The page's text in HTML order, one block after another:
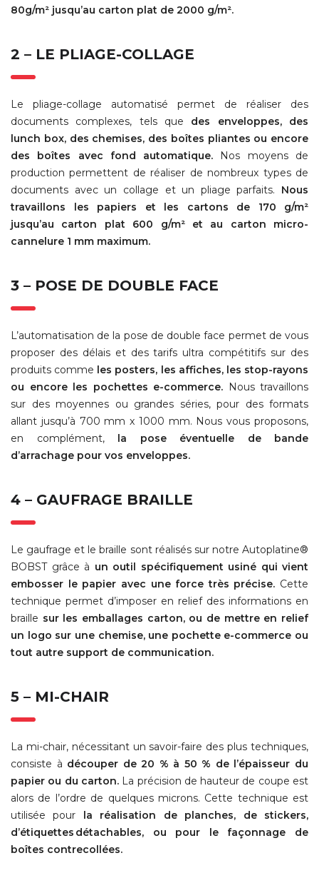
80g/m² jusqu’au carton plat de 2000 g/m².
2 – LE PLIAGE-COLLAGE
Le pliage-collage automatisé permet de réaliser des
documents complexes, tels que des enveloppes, des
lunch box, des chemises, des boîtes pliantes ou encore
des boîtes avec fond automatique. Nos moyens de
production permettent de réaliser de nombreux types de
documents avec un collage et un pliage parfaits. Nous
travaillons les papiers et les cartons de 170 g/m²
jusqu’au carton plat 600 g/m² et au carton micro-
cannelure 1 mm maximum.
3 – POSE DE DOUBLE FACE
L’automatisation de la pose de double face permet de vous
proposer des délais et des tarifs ultra compétitifs sur des
produits comme les posters, les affiches, les stop-rayons
ou encore les pochettes e-commerce. Nous travaillons
sur des moyennes ou grandes séries, pour des formats
allant jusqu’à 700 mm x 1000 mm. Nous vous proposons,
en complément, la pose éventuelle de bande
d’arrachage pour vos enveloppes.
4 – GAUFRAGE BRAILLE
Le gaufrage et le braille sont réalisés sur notre Autoplatine®
BOBST grâce à un outil spécifiquement usiné qui vient
embosser le papier avec une force très précise. Cette
technique permet d’imposer en relief des informations en
braille sur les emballages carton, ou de mettre en relief
un logo sur une chemise, une pochette e-commerce ou
tout autre support de communication.
5 – MI-CHAIR
La mi-chair, nécessitant un savoir-faire des plus techniques,
consiste à découper de 20 % à 50 % de l’épaisseur du
papier ou du carton.La précision de hauteur de coupe est
alors de l’ordre de quelques microns. Cette technique est
utilisée pour la réalisation de planches, de stickers,
d’étiquettes détachables, ou pour le façonnage de
boîtes contrecollées.